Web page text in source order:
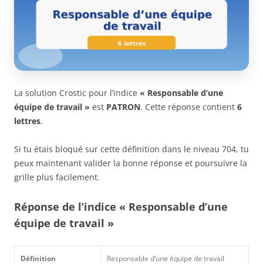
La solution Crostic pour l’indice « Responsable d’une
équipe de travail » est PATRON. Cette réponse contient 6
lettres.
Si tu étais bloqué sur cette définition dans le niveau 704, tu
peux maintenant valider la bonne réponse et poursuivre la
grille plus facilement.
Réponse de l’indice « Responsable d’une
équipe de travail »
Définition Responsable d’une équipe de travail